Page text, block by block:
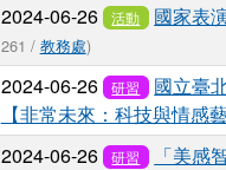
2024-06-26 活動 國家表
261 / 教務處)
2024-06-26 研習
國立臺
【非常未來：科技與情感
2024-06-26 研習 「美感